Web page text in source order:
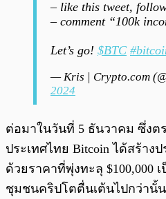
– like this tweet,
– comment “100k
Let’s go! $BTC
— Kris | Crypto.com
2024
ต่อมาในวันที่ 5 ธันวาคม ซึ่งต
ประเทศไทย Bitcoin ได้สร้าง
ด้วยราคาที่พุ่งทะลุ $100,000
ชุมชนคริปโตตื่นเต้นไปกว่านั้น